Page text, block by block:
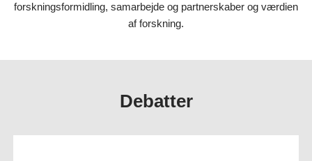
forskningsformidling, samarbejde og partnerskaber og værdien
af forskning.
Debatter